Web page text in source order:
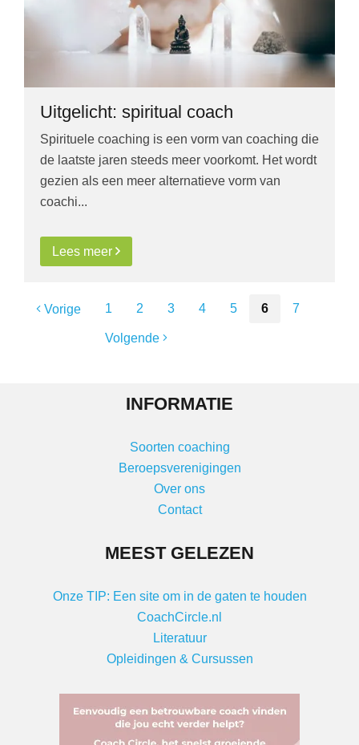
Uitgelicht: spiritual coach
Spirituele coaching is een vorm van coaching die
de laatste jaren steeds meer voorkomt. Het wordt
gezien als een meer alternatieve vorm van
coachi...
Lees meer
Vorige 1 2 3 4 5 6 7
Volgende
INFORMATIE
Soorten coaching
Beroepsverenigingen
Over ons
Contact
MEEST GELEZEN
Onze TIP: Een site om in de gaten te houden
CoachCircle.nl
Literatuur
Opleidingen & Cursussen